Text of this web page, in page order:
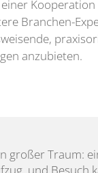
Branchen-
anzubieten.
großer Traum: